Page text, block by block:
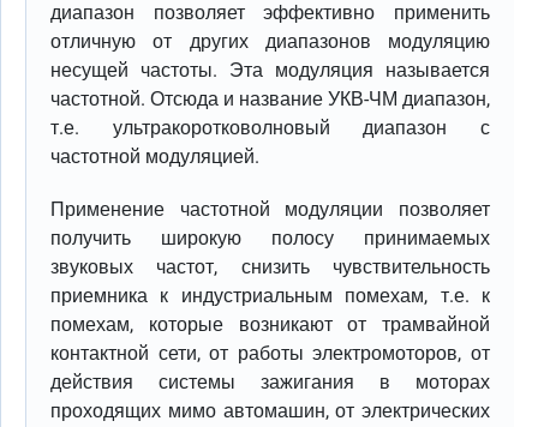
диапазон позволяет эффективно применить
отличную от других диапазонов модуляцию
несущей частоты. Эта модуляция называется
частотной. Отсюда и название УКВ-ЧМ диапазон,
т.е. ультракоротковолновый диапазон с
частотной модуляцией.
Применение частотной модуляции позволяет
получить широкую полосу принимаемых
звуковых частот, снизить чувствительность
приемника к индустриальным помехам, т.е. к
помехам, которые возникают от трамвайной
контактной сети, от работы электромоторов, от
действия системы зажигания в моторах
проходящих мимо автомашин, от электрических